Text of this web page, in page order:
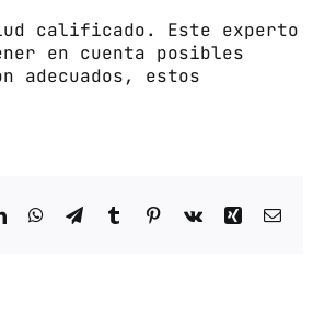
calificado. Este experto
en cuenta posibles
estos
LinkedInWhatsApp
TelegramTumblr Pinterest
Vk Xing Correo